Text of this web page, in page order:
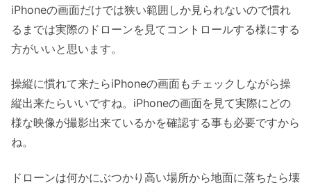
iPhoneの画面だけでは狭い範囲しか見られないので慣れ
るまでは実際のドローンを見てコントロールする様にする
方がいいと思います。
操縦に慣れて来たらiPhoneの画面もチェックしながら操
縦出来たらいいですね。iPhoneの画面を見て実際にどの
様な映像が撮影出来ているかを確認する事も必要ですから
ね。
ドローンは何かにぶつかり高い場所から地面に落ちたら壊